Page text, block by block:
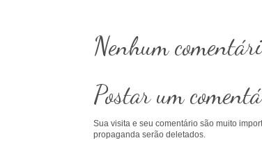
Nenhum
Postar um
Sua visita e seu comentário são muito
propaganda serão deletados.